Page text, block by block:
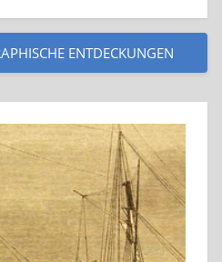
ENTDECKUNGEN